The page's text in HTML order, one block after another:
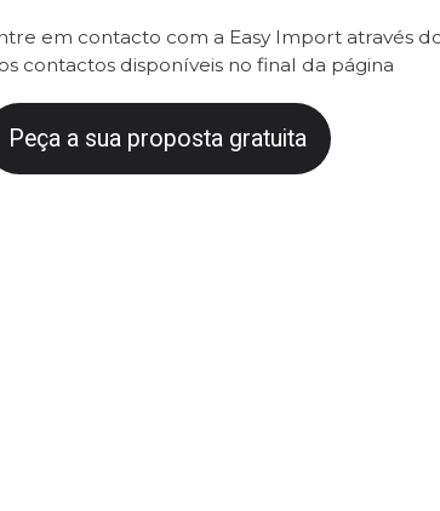
em contacto com a Easy Import através
contactos disponíveis no final da página
Peça a sua proposta gratuita